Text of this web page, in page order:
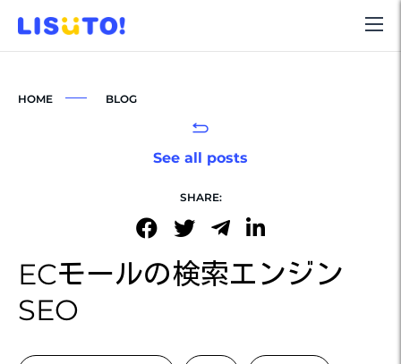
HOME BLOG
ECモールの検索エンジン
SEO
See all posts
SHARE: